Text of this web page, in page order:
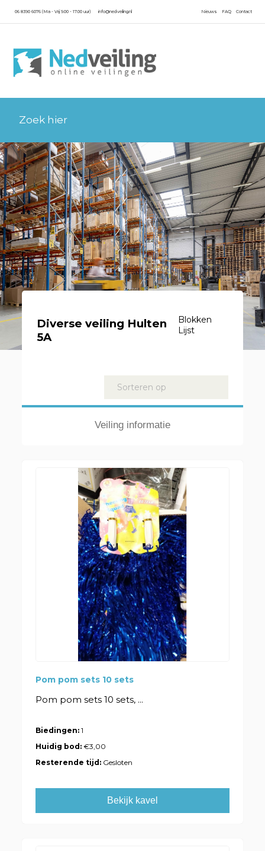
06 8390 6076 (Ma - Vrij 9.00 - 17.00 uur) info@nedveiling.nl Contact
FAQ
Nieuws
Diverse veiling Hulten
5A
Blokken
Lijst
Kavels
Veiling informatie
Sorteren op
Pom pom sets 10 sets
Pom pom sets 10 sets, ...
Biedingen: 1
Huidig bod:€3,00
Resterende tijd: Gesloten
Bekijk kavel